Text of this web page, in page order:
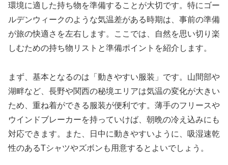
環境に適した持ち物を準備することが大切です。特にゴー
ルデンウィークのような気温差がある時期は、事前の準備
が旅の快適さを左右します。ここでは、自然を思い切り楽
しむための持ち物リストと準備ポイントを紹介します。
まず、基本となるのは「動きやすい服装」です。山間部や
湖畔など、長野や関西の秘境エリアは気温の変化が大きい
ため、重ね着ができる服装が便利です。薄手のフリースや
ウインドブレーカーを持っていけば、朝晩の冷え込みにも
対応できます。また、日中に動きやすいように、吸湿速乾
性のあるTシャツやズボンも用意するとよいでしょう。